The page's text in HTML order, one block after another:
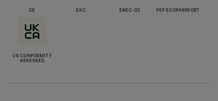
CE EAC ENEC-03 PEP ECOPASSPORT
UK CONFORMITY
ASSESSED